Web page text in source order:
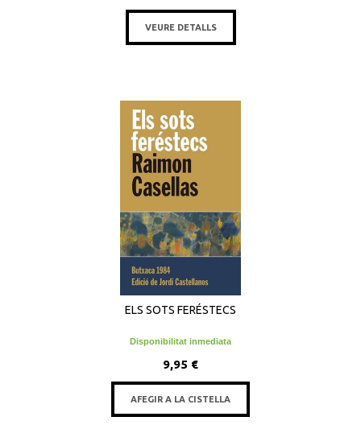
VEURE DETALLS
ELS SOTS FERÉSTECS
Disponibilitat inmediata
9,95 €
AFEGIR A LA CISTELLA